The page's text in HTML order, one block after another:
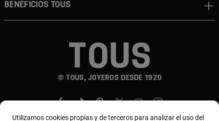
© TOUS, JOYEROS DESDE 1920
Beneficios TOUS
Utilizamos cookies propias y de terceros para analizar el uso del